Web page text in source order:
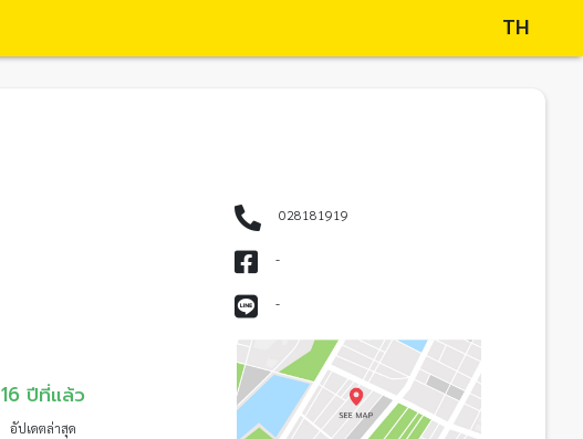
TH
16 ปีที่แล้ว
อัปเดตล่าสุด
028181919
-
-